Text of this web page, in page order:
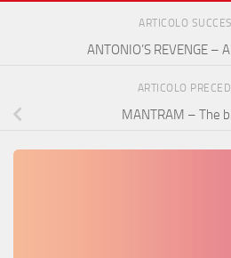
ARTICOLO
ANTONIO’S REVENGE –
ARTICOLO
MANTRAM – The